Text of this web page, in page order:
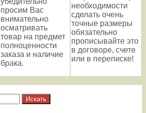
просим Вас
внимательно
осматривать
товар на предмет
полноценности
заказа и наличие
брака.
необходимости
сделать очень
точные размеры
обязательно
прописывайте это
в договоре, счете
или в переписке!